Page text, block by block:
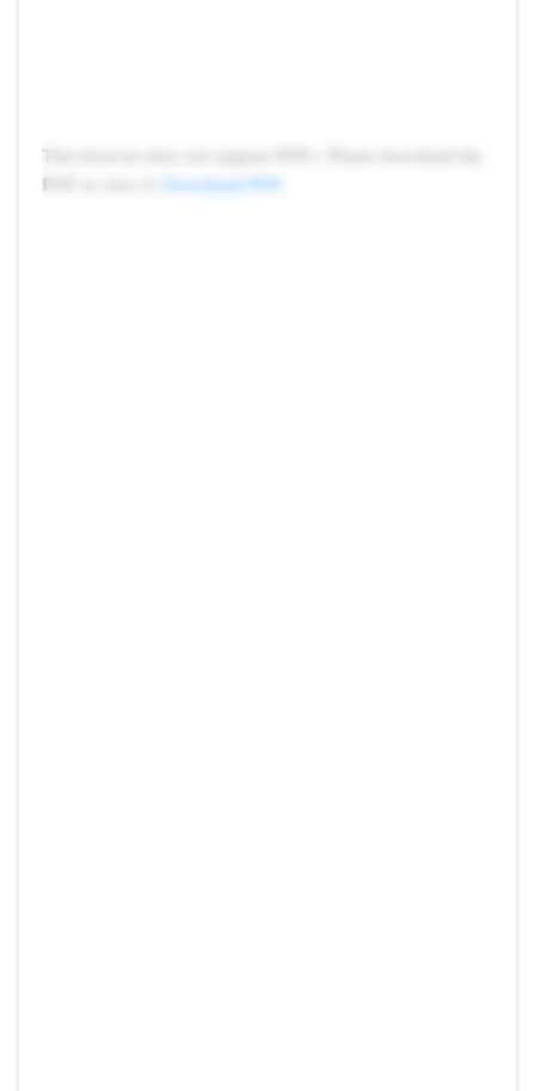
This browser does not support PDFs. Please download the
PDF to view it:
Download PDF